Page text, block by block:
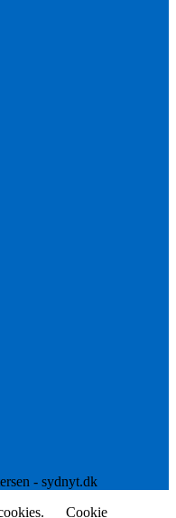
- sydnyt.dk
Cookie